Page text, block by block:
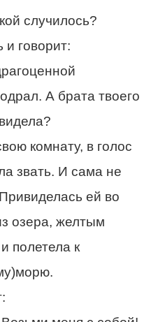
случилось?
говорит:
А брата твоего
комнату, в голос
звать. И сама не
ей во
озера, желтым
полетела к